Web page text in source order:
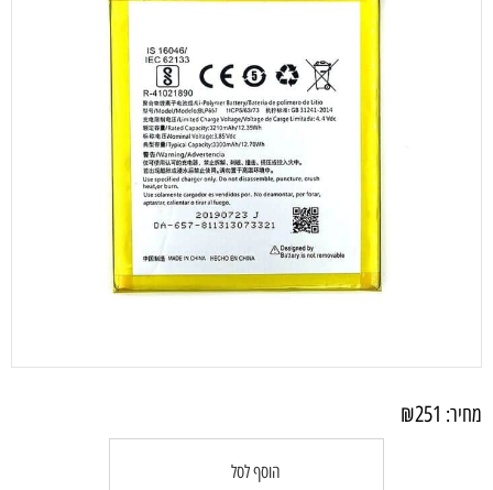
מחיר: ₪251
הוסף לסל